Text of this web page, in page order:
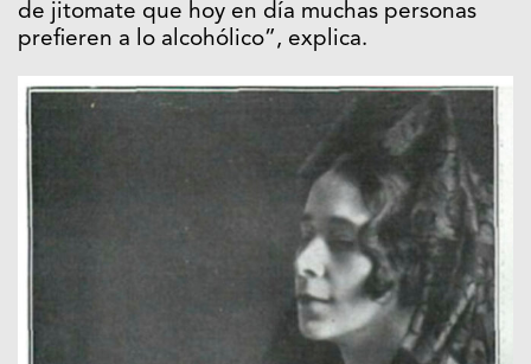
de jitomate que hoy en día muchas personas
prefieren a lo alcohólico”, explica.